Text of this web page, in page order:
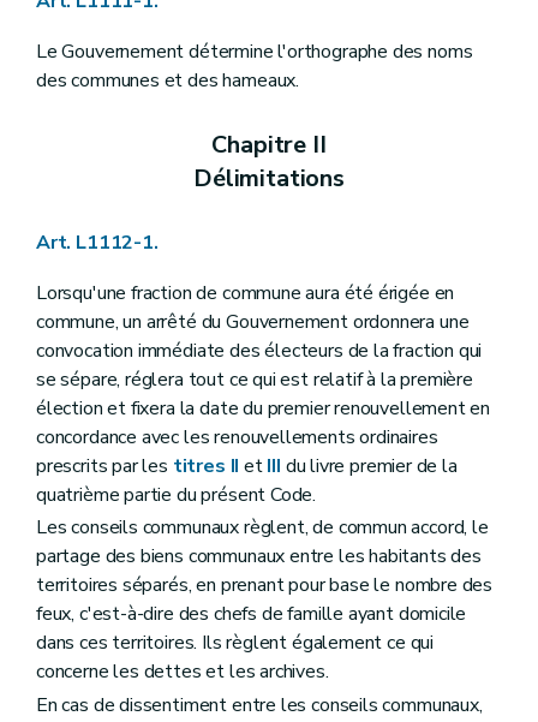
Art. L1122-25
Art. L1122-26
Art. L1122-29
Section 3 Attributions du conseil communal
Art. L1122-30
Art. L1122-34
Art. L1122-35
Art. L1122-36
Art.L1122-37
Chapitre III Le bourgmestre et le collège communal
Section première
Les groupes politiques et le pacte de majorité
Art. L1123-1
Art. L1123-2
Section 2
Le collège communal
Art. L1123-3
Art. L1123-4
Art.L1123-5
Art. L1123-6
Art. L1123-7
Art. L1123-8
Art. L1123-9
Art. L1123-10
Art. L1123-11
Art. L1123-12
Le Gouvernement détermine l'orthographe des noms
des communes et des hameaux.
Chapitre II
Délimitations
Art. L1112-1.
Lorsqu'une fraction de commune aura été érigée en
commune, un arrêté du Gouvernement ordonnera une
convocation immédiate des électeurs de la fraction qui
se sépare, réglera tout ce qui est relatif à la première
élection et fixera la date du premier renouvellement en
concordance avec les renouvellements ordinaires
prescrits par les titres II etIII du livre premier de la
quatrième partie du présent Code.
Les conseils communaux règlent, de commun accord, le
partage des biens communaux entre les habitants des
territoires séparés, en prenant pour base le nombre des
feux, c'est-à-dire des chefs de famille ayant domicile
dans ces territoires. Ils règlent également ce qui
concerne les dettes et les archives.
En cas de dissentiment entre les conseils communaux,